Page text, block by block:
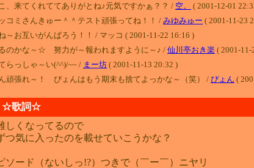
、来てくれててありがとね♪元気ですかぁ？？ / 空。
( 2001-12-01
コミさんきゅー＾＾テスト頑張ってね！！ / みゆみゅー ( 2001-11-23
～お互いがんばろう！！ / マッコ ( 2001-11-22 16:16 )
のかな～☆ 努力が～報われますように～♪ / 仙川亭おき楽 ( 2001-11-
らっしゃ～い(^^)/~~ / まー坊 ( 2001-11-13 20:32 )
頑張れ～！ ぴょんはもう期末も捨てよっかな～（笑） / ぴょん (
☆歌詞☆
しくなってるので
つ気に入ったのを載せていこうかな？
ソード（ないしっ!?）つきで（￣ー￣）ニヤリ